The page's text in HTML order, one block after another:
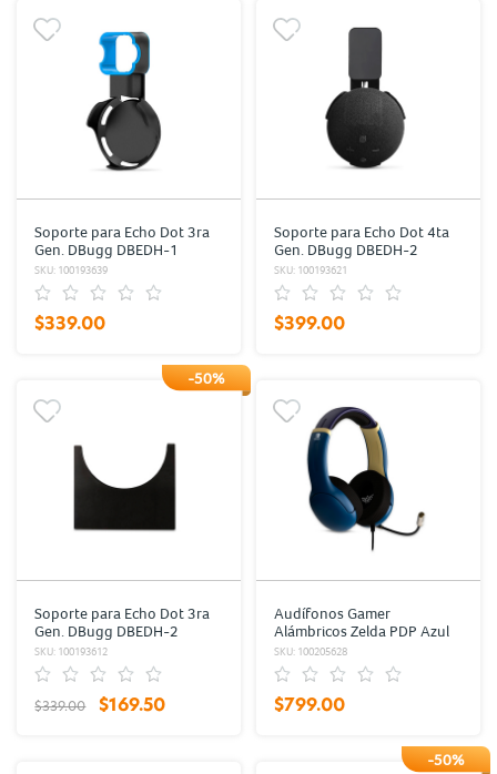
Soporte para Echo Dot 3ra
Gen. DBugg DBEDH-1
Negro
SKU: 100193639
$339.00
Soporte para Echo Dot 4ta
Gen. DBugg DBEDH-2
Negro
SKU: 100193621
$399.00
-50%
Soporte para Echo Dot 3ra
Gen. DBugg DBEDH-2
Negro
SKU: 100193612
$339.00 $169.50
Audífonos Gamer
Alámbricos Zelda PDP Azul
con Morado
SKU: 100205628
$799.00
-50%